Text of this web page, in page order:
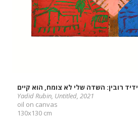
ידיד רובין: השדה שלי לא צומח, הוא קיים
Yadid Rubin, Untitled, 2021
oil on canvas
130x130 cm